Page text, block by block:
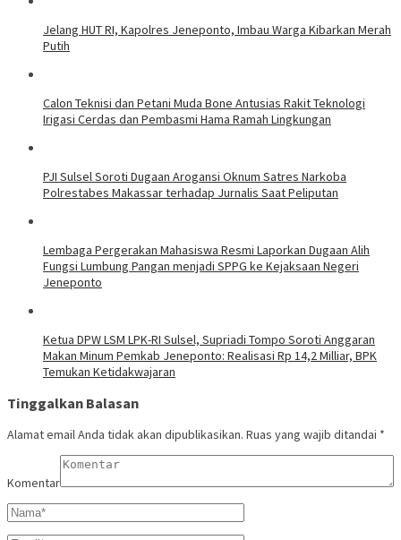
Jelang HUT RI, Kapolres Jeneponto, Imbau Warga Kibarkan Merah
Putih
Calon Teknisi dan Petani Muda Bone Antusias Rakit Teknologi
Irigasi Cerdas dan Pembasmi Hama Ramah Lingkungan
PJI Sulsel Soroti Dugaan Arogansi Oknum Satres Narkoba
Polrestabes Makassar terhadap Jurnalis Saat Peliputan
Lembaga Pergerakan Mahasiswa Resmi Laporkan Dugaan Alih
Fungsi Lumbung Pangan menjadi SPPG ke Kejaksaan Negeri
Jeneponto
Ketua DPW LSM LPK-RI Sulsel, Supriadi Tompo Soroti Anggaran
Makan Minum Pemkab Jeneponto: Realisasi Rp 14,2 Milliar, BPK
Temukan Ketidakwajaran
Tinggalkan Balasan
Alamat email Anda tidak akan dipublikasikan. Ruas yang wajib ditandai *
Komentar